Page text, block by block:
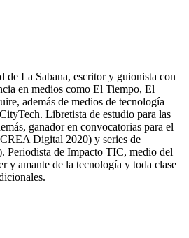
de La Sabana, escritor y guionista con
en medios como El Tiempo, El
además de medios de tecnología
Libretista de estudio para las
ganador en convocatorias para el
Digital 2020) y series de
Periodista de Impacto TIC, medio del
y amante de la tecnología y toda clase